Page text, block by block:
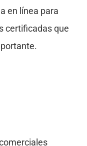
en línea para
certificadas que